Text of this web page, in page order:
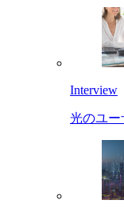
Interview
光のユー